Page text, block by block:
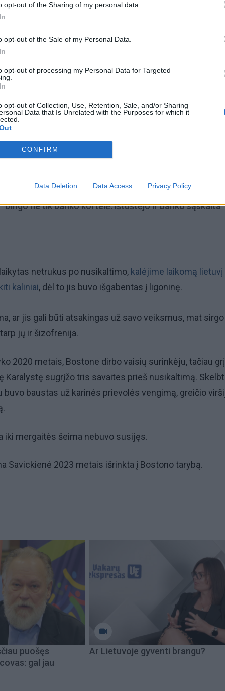
opt-out of the Sharing of my personal data.
opt-out of the Sale of my Personal Data.
opt-out of processing my Personal Data for Targeted
opt-out of Collection, Use, Retention, Sale, and/or Sharing
Data that Is Unrelated with the Purposes for which it
CONFIRM
Data Deletion Data Access Privacy Policy
Užgeso gimnazijos direktoriaus gyvybė
Dingo ne tik banko kortelė: ištuštėjo ir banko sąskaita
netrukus po nusikaltimo, kalėjime laikomą lietuvį
kaliniai, dėl to jis buvo išgabentas į ligoninę.
ar jis gali būti atsakingas už savo veiksmus, mat sirgo
jų ir šizofrenija.
2020 metais, Bostone dirbo vaisių surinkėju, tačiau
Karalystę sugrįžo tris savaites prieš nusikaltimą.
buvo baustas už karinės prievolės vengimą, greičio
iki mergaitės šeima nebuvo susijęs.
Savickienė 2023 metais išrinkta į Bostono tarybą.
puošęs
gal jau
Ar Lietuvoje gyventi brangu?